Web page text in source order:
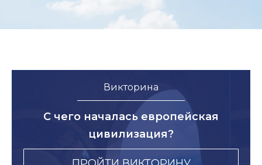
Викторина
С чего началась европейская
цивилизация?